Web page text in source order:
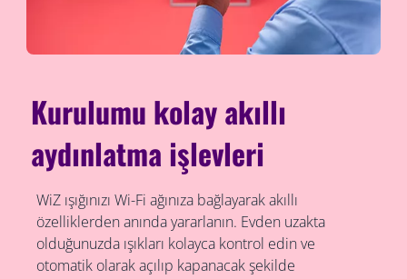
Kurulumu kolay akıllı
aydınlatma işlevleri
WiZ ışığınızı Wi-Fi ağınıza bağlayarak akıllı
özelliklerden anında yararlanın. Evden uzakta
olduğunuzda ışıkları kolayca kontrol edin ve
otomatik olarak açılıp kapanacak şekilde